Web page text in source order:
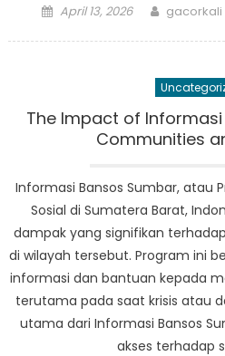
Posted
April 13, 2026 Author
gacorkali
The Impact of
Communities
Informasi Bansos Sumbar, atau
Sosial di Sumatera Barat,
dampak yang signifikan
di wilayah tersebut. Program ini
informasi dan bantuan kepada
terutama pada saat krisis atau
utama dari Informasi Bansos
akses terhadap